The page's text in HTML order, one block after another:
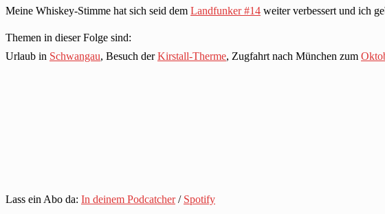
Meine Whiskey-Stimme hat sich seid dem Landfunker #14 weiter verbessert und ich
Themen in dieser Folge sind:
Urlaub in Schwangau, Besuch derKirstall-Therme, Zugfahrt nach München zum
Lass ein Abo da: In deinem Podcatcher/ Spotify